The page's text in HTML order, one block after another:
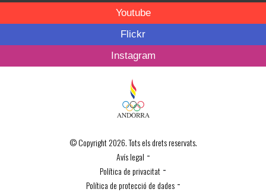
Youtube
Flickr
Instagram
© Copyright 2026. Tots els drets reservats.
Avís legal -
Política de privacitat -
Política de protecció de dades-